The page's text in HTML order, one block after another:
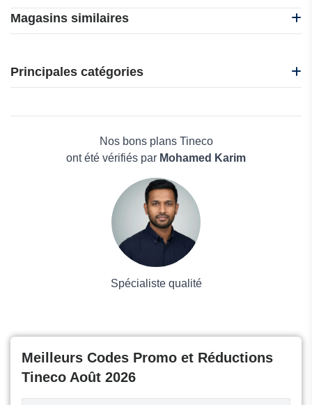
Magasins similaires
eibabo
SwitchBot
AIRROBO
Principales catégories
Maison & Jardin
Boissons
Nos bons plans Tineco
ont été vérifiés par Mohamed Karim
Spécialiste qualité
Meilleurs Codes Promo et Réductions
Tineco Août 2026